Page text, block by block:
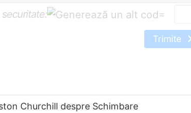
=
Trimite
Churchill despre Schimbare